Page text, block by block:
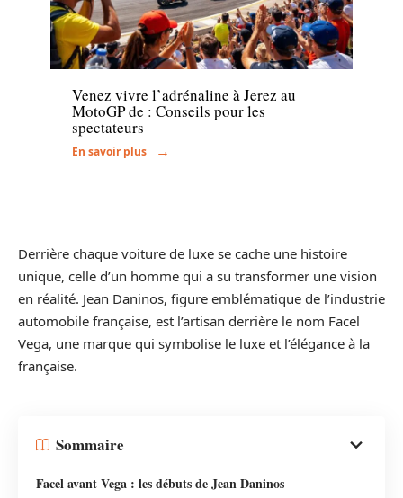
Actu
Venez vivre l’adrénaline à Jerez au
MotoGP de : Conseils pour les
spectateurs
En savoir plus
Derrière chaque voiture de luxe se cache une histoire
unique, celle d’un homme qui a su transformer une vision
en réalité. Jean Daninos, figure emblématique de l’industrie
automobile française, est l’artisan derrière le nom Facel
Vega, une marque qui symbolise le luxe et l’élégance à la
française.
Sommaire
Facel avant Vega : les débuts de Jean Daninos